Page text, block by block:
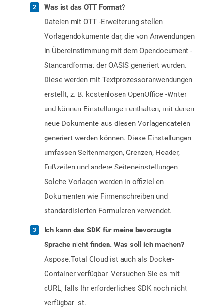
Was ist das OTT Format?
Dateien mit OTT -Erweiterung stellen
Vorlagendokumente dar, die von Anwendungen
in Übereinstimmung mit dem Opendocument -
Standardformat der OASIS generiert wurden.
Diese werden mit Textprozessoranwendungen
erstellt, z. B. kostenlosen OpenOffice -Writer
und können Einstellungen enthalten, mit denen
neue Dokumente aus diesen Vorlagendateien
generiert werden können. Diese Einstellungen
umfassen Seitenmargen, Grenzen, Header,
Fußzeilen und andere Seiteneinstellungen.
Solche Vorlagen werden in offiziellen
Dokumenten wie Firmenschreiben und
standardisierten Formularen verwendet.
Ich kann das SDK für meine bevorzugte
Sprache nicht finden. Was soll ich machen?
Aspose.Total Cloud ist auch als Docker-
Container verfügbar. Versuchen Sie es mit
cURL, falls Ihr erforderliches SDK noch nicht
verfügbar ist.